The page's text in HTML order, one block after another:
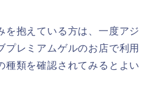
を抱えている方は、一度アジ
プレミアムゲルのお店で利用
種類を確認されてみるとよい